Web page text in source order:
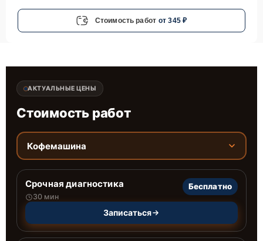
Стоимость работ от 345 ₽
АКТУАЛЬНЫЕ ЦЕНЫ
Стоимость работ
Кофемашина
Срочная диагностика
30 мин
Бесплатно
Записаться